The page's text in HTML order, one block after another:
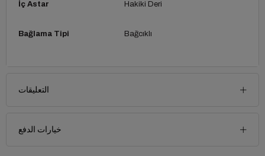
İç Astar Hakiki Deri
Bağlama Tipi Bağcıklı
التعليقات
خيارات الدفع